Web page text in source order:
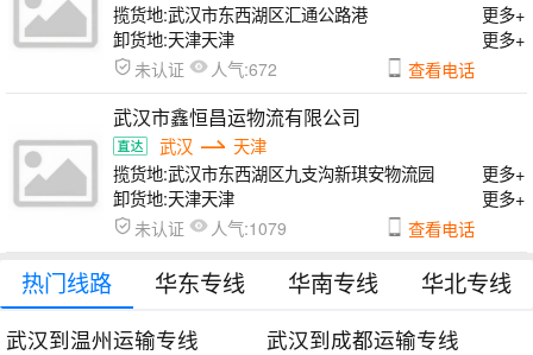
揽货地:武汉市东西湖区汇通公路港
更多+
卸货地:天津天津 更多+
未认证 人气:672 查看电话
武汉市鑫恒昌运物流有限公司
武汉
天津
揽货地:武汉市东西湖区九支沟新琪安物流园
更多+
卸货地:天津天津 更多+
未认证 人气:1079 查看电话
热门线路 华东专线 华南专线 华北专线
武汉到温州运输专线
武汉到成都运输专线